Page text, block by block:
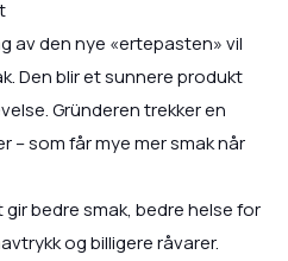
av den nye «ertepasten» vil
Den blir et sunnere produkt
Gründeren trekker en
– som får mye mer smak når
bedre smak, bedre helse for
og billigere råvarer.